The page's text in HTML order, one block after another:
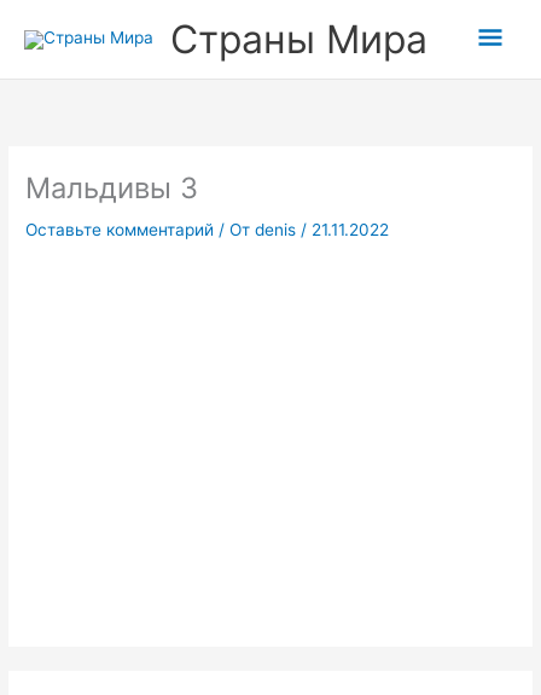
Страны Мира
Мальдивы 3
Оставьте комментарий / Отdenis/ 21.11.2022
вверх